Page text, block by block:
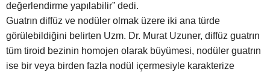
değerlendirme yapılabilir” dedi.
Guatrın diffüz ve nodüler olmak üzere iki ana türde
görülebildiğini belirten Uzm. Dr. Murat Uzuner, diffüz guatrın
tüm tiroid bezinin homojen olarak büyümesi, nodüler guatrın
ise bir veya birden fazla nodül içermesiyle karakterize